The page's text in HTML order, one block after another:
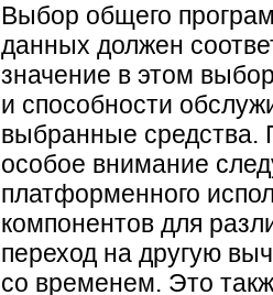
Выбор общего
данных должен
значение в этом
и способности
выбранные средства.
особое внимание
платформенного
компонентов для
переход на другую
со временем. Это